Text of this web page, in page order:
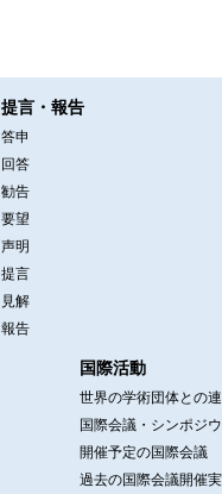
提言・報告
答申
回答
勧告
要望
声明
提言
見解
報告
国際活動
世界の学術団体との
国際会議・シンポジ
開催予定の国際会議
過去の国際会議開催